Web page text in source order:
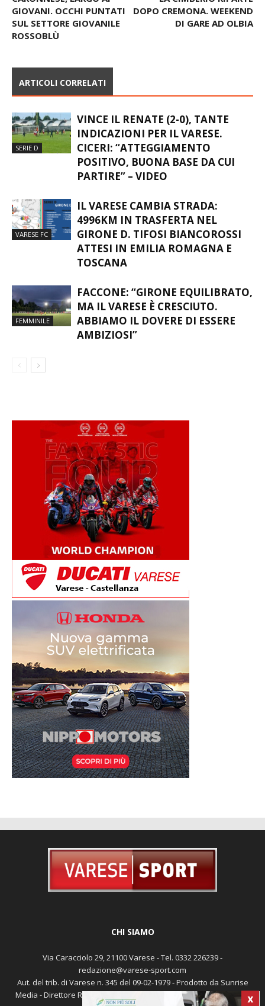
GIOVANI. OCCHI PUNTATI
SUL SETTORE GIOVANILE
ROSSOBLÙ
DOPO CREMONA. WEEKEND
DI GARE AD OLBIA
ARTICOLI CORRELATI
SERIE D
VINCE IL RENATE (2-0), TANTE
INDICAZIONI PER IL VARESE.
CICERI: “ATTEGGIAMENTO
POSITIVO, BUONA BASE DA CUI
PARTIRE” – VIDEO
VARESE FC
IL VARESE CAMBIA STRADA:
4996KM IN TRASFERTA NEL
GIRONE D. TIFOSI BIANCOROSSI
ATTESI IN EMILIA ROMAGNA E
TOSCANA
FEMMINILE
FACCONE: “GIRONE EQUILIBRATO,
MA IL VARESE È CRESCIUTO.
ABBIAMO IL DOVERE DI ESSERE
AMBIZIOSI”
X
CHI SIAMO
Via Caracciolo 29, 21100 Varese - Tel. 0332 226239 -
redazione@varese-sport.com
Aut. del trib. di Varese n. 345 del 09-02-1979 - Prodotto da Sunrise
Media - Direttore Responsabile: Michele Marocco -Cookie policy